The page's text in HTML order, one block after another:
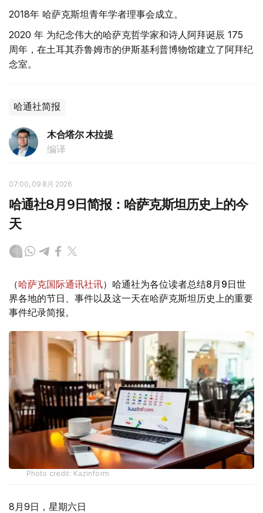
2018年 哈萨克斯坦青年学者理事会成立。
2020 年 为纪念伟大的哈萨克哲学家和诗人阿拜诞辰 175
周年，在土耳其乔鲁姆市的伊斯基利普博物馆建立了阿拜纪
念室。
哈通社简报
木合塔尔 木拉提
编译
07:00, 09 8月 2026
哈通社8月9日简报：哈萨克斯坦历史上的今
天
（哈萨克国际通讯社讯）哈通社为各位读者总结8月9日世
界各地的节日、事件以及这一天在哈萨克斯坦历史上的重要
事件纪录简报。
Photo credit: Kazinform
8月9日，星期六日